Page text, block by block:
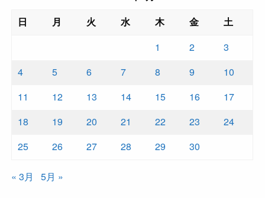
日
月 火 水 木 金
土
1
2
3
4
5 6 7 8 9
10
11
12 13 14 15 16
17
18
19 20 21 22 23
24
25
26 27 28 29 30
« 3月 5月 »